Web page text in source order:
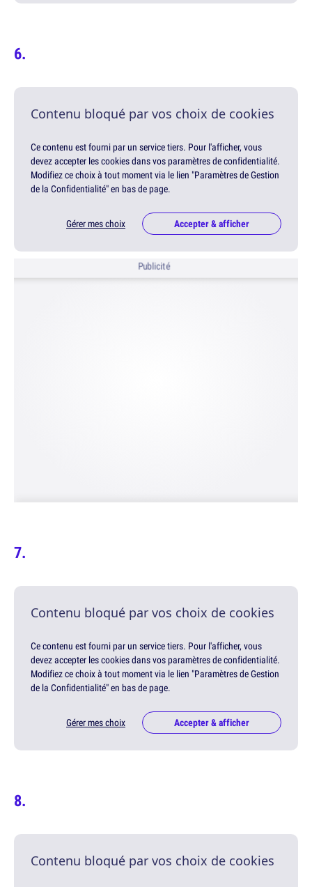
Contenu bloqué par vos choix de cookies
Ce contenu est fourni par un service tiers. Pour l'afficher, vous
devez accepter les cookies dans vos paramètres de confidentialité.
Modifiez ce choix à tout moment via le lien "Paramètres de Gestion
de la Confidentialité" en bas de page.
Gérer mes choix Accepter & afficher
Publicité
Contenu bloqué par vos choix de cookies
Ce contenu est fourni par un service tiers. Pour l'afficher, vous
devez accepter les cookies dans vos paramètres de confidentialité.
Modifiez ce choix à tout moment via le lien "Paramètres de Gestion
de la Confidentialité" en bas de page.
Gérer mes choix Accepter & afficher
Contenu bloqué par vos choix de cookies